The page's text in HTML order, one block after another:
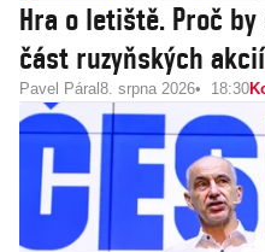
Hra o letiště. Proč
část ruzyňských
Pavel Páral 8. srpna 2026 18:30